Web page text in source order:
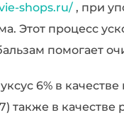
shops.ru/ , при
Этот процесс
помогает
6% в
также в качестве